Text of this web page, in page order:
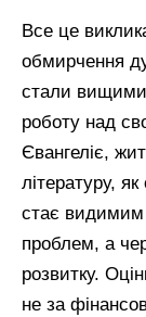
Все це
обмирчення
стали вищими
роботу над
Євангеліє,
літературу,
стає видимим
проблем, а
розвитку.
не за